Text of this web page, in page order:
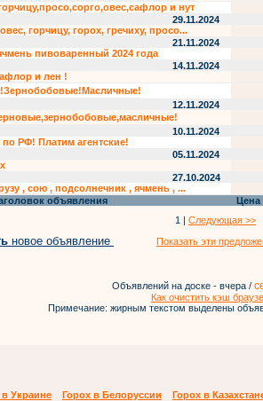
и нут
29.11.2024
горчицу, горох, гречиху, просо...
21.11.2024
пивоваренный 2024 года
14.11.2024
и лен !
12.11.2024
10.11.2024
РФ! Платим агентские!
05.11.2024
27.10.2024
, сою , подсолнечник , ячмень , ...
объявления
Цена
1 | Следующая >>
новое объявление Показать эти
Объявлений на доске - вчера /
Как очистить кэш
Примечание: жирным текстом выделены
в Украине Горох в Белоруссии
Горох в